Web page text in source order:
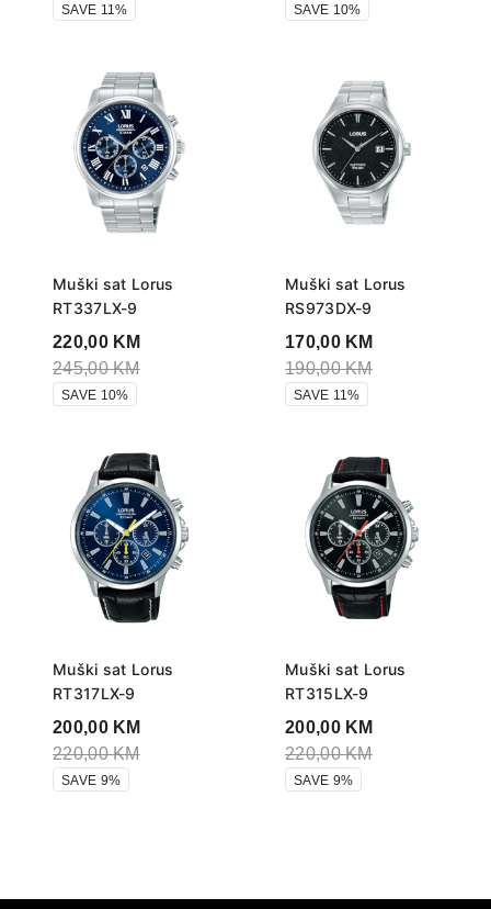
SAVE 11% SAVE 10%
Muški sat Lorus
RT337LX-9
220,00 KM
245,00KM
SAVE 10%
Muški sat Lorus
RS973DX-9
170,00 KM
190,00KM
SAVE 11%
Muški sat Lorus
RT317LX-9
200,00 KM
220,00KM
SAVE 9%
Muški sat Lorus
RT315LX-9
200,00 KM
220,00KM
SAVE 9%